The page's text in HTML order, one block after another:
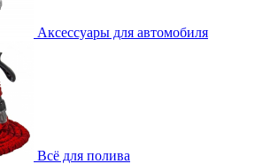
Аксессуары для автомобиля
Всё для полива